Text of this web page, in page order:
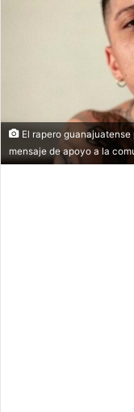
El rapero
mensaje de apoyo a la